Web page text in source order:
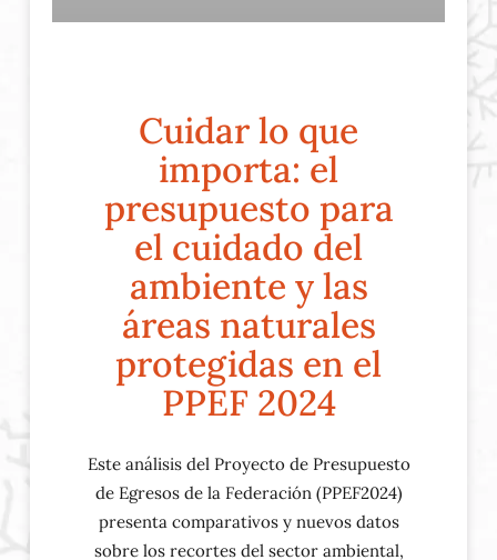
Cuidar lo que
importa: el
presupuesto para
el cuidado del
ambiente y las
áreas naturales
protegidas en el
PPEF 2024
Este análisis del Proyecto de Presupuesto
de Egresos de la Federación (PPEF2024)
presenta comparativos y nuevos datos
sobre los recortes del sector ambiental,